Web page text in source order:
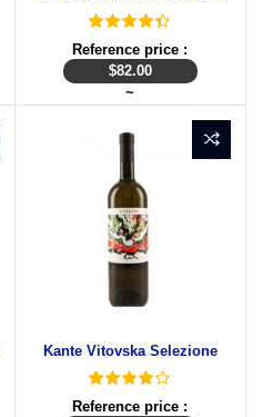
Reference price :
$82.00
~
Kante Vitovska Selezione
Reference price :